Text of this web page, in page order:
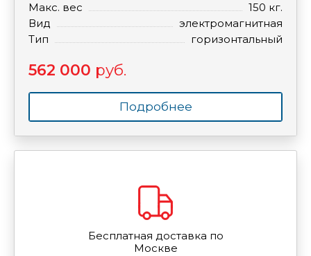
Макс. вес
150 кг.
Вид
электромагнитная
Тип
горизонтальный
562 000 руб.
Подробнее
Бесплатная доставка по
Москве